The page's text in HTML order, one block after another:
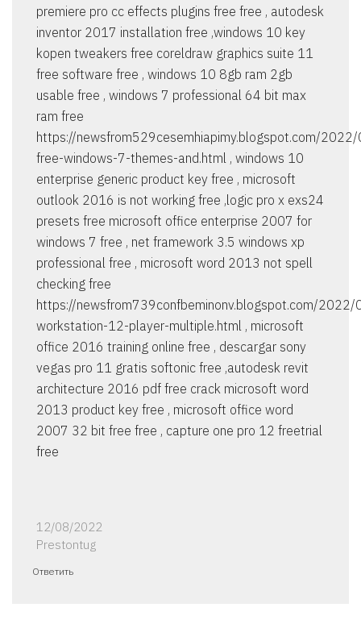
premiere pro cc effects plugins free free , autodesk
inventor 2017 installation free ,windows 10 key
kopen tweakers free coreldraw graphics suite 11
free software free , windows 10 8gb ram 2gb
usable free , windows 7 professional 64 bit max
ram free
https://newsfrom529cesemhiapimy.blogspot.com/
free-windows-7-themes-and.html , windows 10
enterprise generic product key free , microsoft
outlook 2016 is not working free ,logic pro x exs24
presets free microsoft office enterprise 2007 for
windows 7 free , net framework 3.5 windows xp
professional free , microsoft word 2013 not spell
checking free
https://newsfrom739confbeminonv.blogspot.com/
workstation-12-player-multiple.html , microsoft
office 2016 training online free , descargar sony
vegas pro 11 gratis softonic free ,autodesk revit
architecture 2016 pdf free crack microsoft word
2013 product key free , microsoft office word
2007 32 bit free free , capture one pro 12 freetrial
free
12/08/2022
Prestontug
Ответить